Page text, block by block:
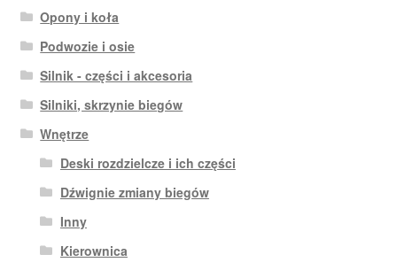
Opony i koła
Podwozie i osie
Silnik - części i akcesoria
Silniki, skrzynie biegów
Wnętrze
Deski rozdzielcze i ich części
Dźwignie zmiany biegów
Inny
Kierownica